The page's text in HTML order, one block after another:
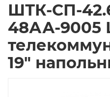
ШТК-СП-
48АА-9005
19"